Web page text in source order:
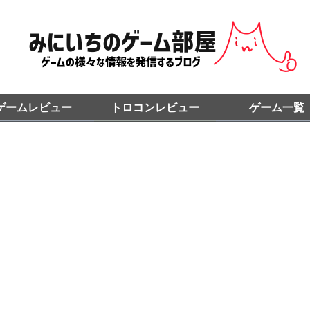
ームレビュー トロコンレビュー ゲーム一覧